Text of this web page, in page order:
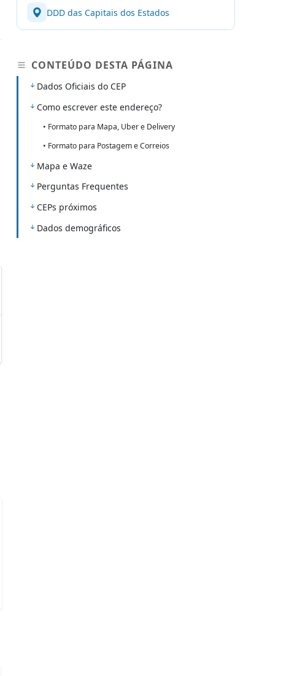
DDD das Capitais dos Estados
CONTEÚDO DESTA PÁGINA
Dados Oficiais do CEP
Como escrever este endereço?
• Formato para Mapa, Uber e Delivery
• Formato para Postagem e Correios
Mapa e Waze
Perguntas Frequentes
CEPs próximos
Dados demográficos